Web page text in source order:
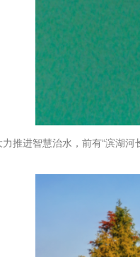
进智慧治水，前有“滨湖河